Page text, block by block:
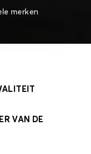
merken
VAN DE